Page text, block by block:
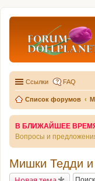
Ссылки FAQ
Список форумов
В БЛИЖАЙШЕЕ ВРЕМЯ
Вопросы и
Мишки Тедди и